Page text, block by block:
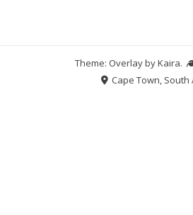
Theme: Overlay byKaira.
Cape Town, South